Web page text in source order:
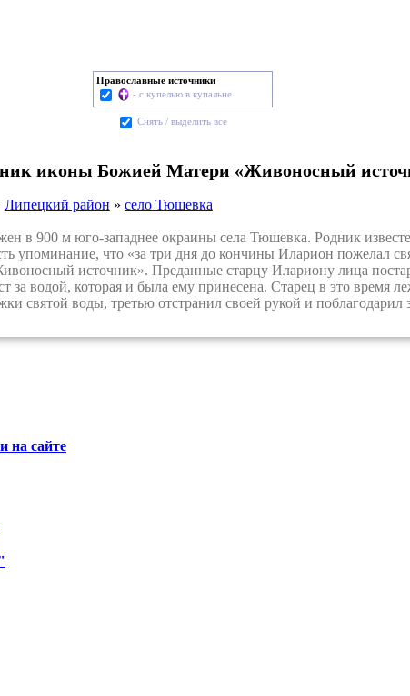
Православные источники
- с купелью в купальне
Cнять / выделить все
иконы Божией Матери «Живоносный
Липецкий район » село Тюшевка
в 900 м юго-западнее окраины села Тюшевка. Родник
упоминание, что «за три дня до кончины Иларион поже­лал
источник». Преданные старцу Илариону лица
за водой, которая и бы­ла ему принесена. Старец в это время
святой воды, третью отстранил своей рукой и
на сайте